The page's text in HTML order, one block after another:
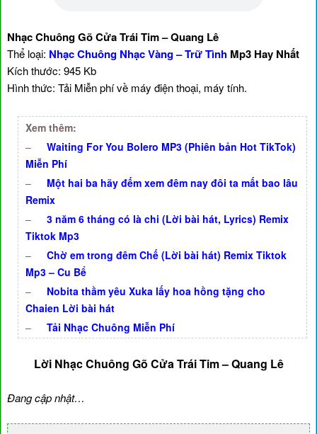
Nhạc Chuông Gõ Cửa Trái Tim – Quang Lê
Thể loại: Nhạc Chuông Nhạc Vàng – Trữ Tình Mp3 Hay Nhất
Kích thước: 945 Kb
Hình thức: Tải Miễn phí về máy điện thoại, máy tính.
Xem thêm:
–
Waiting For You Bolero MP3 (Phiên bản Hot TikTok)
Miễn Phí
–
Một hai ba hãy đếm xem đêm nay đôi ta mất bao lâu
Remix
–
3 năm 6 tháng có là chi (Lời bài hát, Lyrics) Remix
Tiktok Mp3
–
Chờ em trong đêm Chế (Lời bài hát) Remix Tiktok
Mp3 – Cu Bể
–
Nobita thầm yêu Xuka lấy hoa hồng tặng cho
Chaien Lời bài hát
–
Tải Nhạc Chuông Miễn Phí
Lời Nhạc Chuông Gõ Cửa Trái Tim – Quang Lê
Đang cập nhật…